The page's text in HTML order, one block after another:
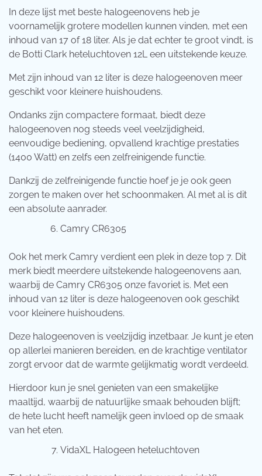
In deze lijst met beste halogeenovens heb je
voornamelijk grotere modellen kunnen vinden, met een
inhoud van 17 of 18 liter. Als je dat echter te groot vindt, is
de Botti Clark heteluchtoven 12L een uitstekende keuze.
Met zijn inhoud van 12 liter is deze halogeenoven meer
geschikt voor kleinere huishoudens.
Ondanks zijn compactere formaat, biedt deze
halogeenoven nog steeds veel veelzijdigheid,
eenvoudige bediening, opvallend krachtige prestaties
(1400 Watt) en zelfs een zelfreinigende functie.
Dankzij de zelfreinigende functie hoef je je ook geen
zorgen te maken over het schoonmaken. Al met al is dit
een absolute aanrader.
Camry CR6305
Ook het merk Camry verdient een plek in deze top 7. Dit
merk biedt meerdere uitstekende halogeenovens aan,
waarbij de Camry CR6305 onze favoriet is. Met een
inhoud van 12 liter is deze halogeenoven ook geschikt
voor kleinere huishoudens.
Deze halogeenoven is veelzijdig inzetbaar. Je kunt je eten
op allerlei manieren bereiden, en de krachtige ventilator
zorgt ervoor dat de warmte gelijkmatig wordt verdeeld.
Hierdoor kun je snel genieten van een smakelijke
maaltijd, waarbij de natuurlijke smaak behouden blijft;
de hete lucht heeft namelijk geen invloed op de smaak
van het eten.
VidaXL Halogeen heteluchtoven